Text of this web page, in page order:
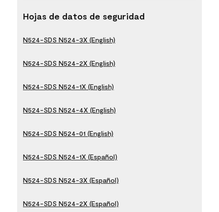
Hojas de datos de seguridad
N524-SDS N524-3X (English)
N524-SDS N524-2X (English)
N524-SDS N524-1X (English)
N524-SDS N524-4X (English)
N524-SDS N524-01 (English)
N524-SDS N524-1X (Español)
N524-SDS N524-3X (Español)
N524-SDS N524-2X (Español)